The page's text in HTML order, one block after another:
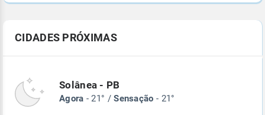
CIDADES PRÓXIMAS
Solânea - PB
Agora - 21° /Sensação - 21°